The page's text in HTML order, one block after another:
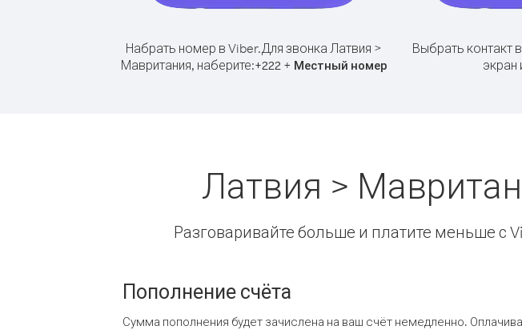
Набрать номер в Viber.Для звонка Латвия >
Мавритания, наберите:+222+ Местный номер
Выбрать контакт
экран
Латвия >
Разговаривайте больше и платите меньше с
Пополнение счёта
Сумма пополнения будет зачислена на ваш счёт немедленно.